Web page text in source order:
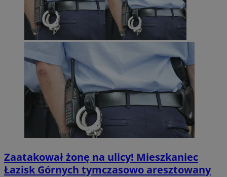
Zaatakował żonę na ulicy! Mieszkaniec
Łazisk Górnych tymczasowo aresztowany